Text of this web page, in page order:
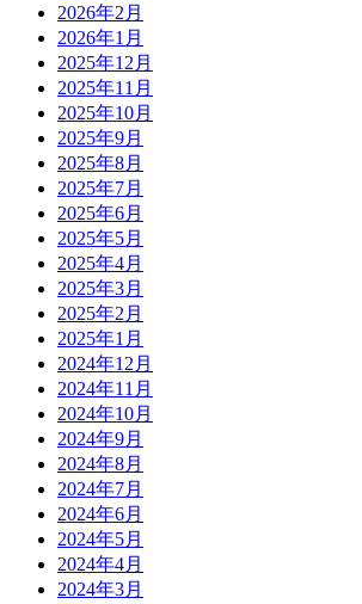
2026年2月
2026年1月
2025年12月
2025年11月
2025年10月
2025年9月
2025年8月
2025年7月
2025年6月
2025年5月
2025年4月
2025年3月
2025年2月
2025年1月
2024年12月
2024年11月
2024年10月
2024年9月
2024年8月
2024年7月
2024年6月
2024年5月
2024年4月
2024年3月